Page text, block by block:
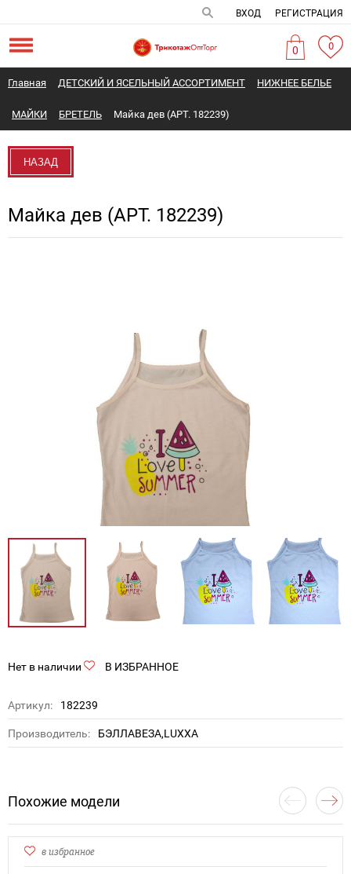
ВХОД РЕГИСТРАЦИЯ
0 0
Главная ДЕТСКИЙ И ЯСЕЛЬНЫЙ АССОРТИМЕНТ НИЖНЕЕ БЕЛЬЕ
МАЙКИ БРЕТЕЛЬ Майка дев (АРТ. 182239)
НАЗАД
Майка дев (АРТ. 182239)
Нет в наличии В ИЗБРАННОЕ
Артикул: 182239
Производитель: БЭЛЛАВЕЗА,LUXXA
Похожие модели
в избранное